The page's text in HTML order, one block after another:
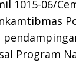
1015-06/
Program